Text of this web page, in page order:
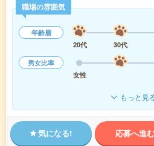
職場の雰囲気
年齢層
20代
30代
男女比率
女性
もっと見
気になる! 応募へ進む